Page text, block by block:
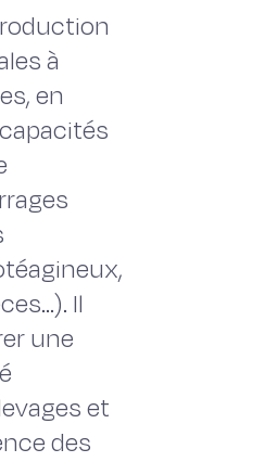
à
en
Il
une
et
des